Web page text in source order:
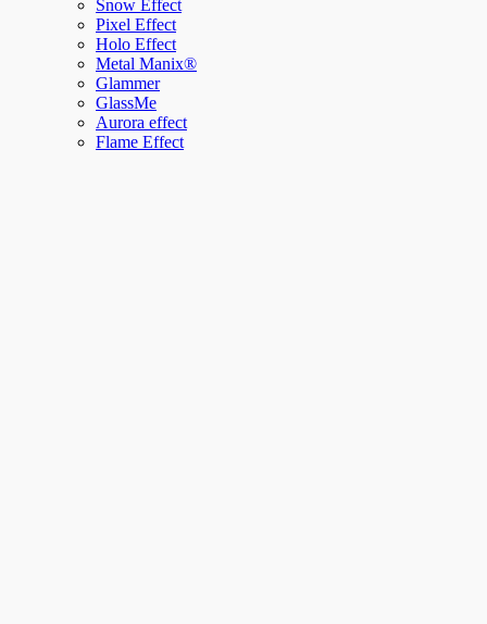
Snow Effect
Pixel Effect
Holo Effect
Metal Manix®
Glammer
GlassMe
Aurora effect
Flame Effect